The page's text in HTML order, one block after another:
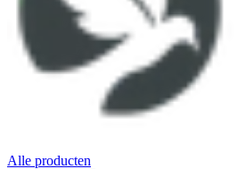
Alle producten